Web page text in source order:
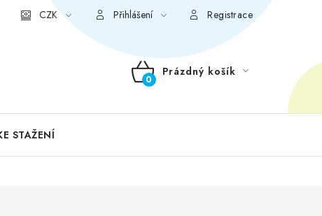
CZK Přihlášení Registrace
NÁKUPNÍ
Prázdný košík
STAŽENÍ